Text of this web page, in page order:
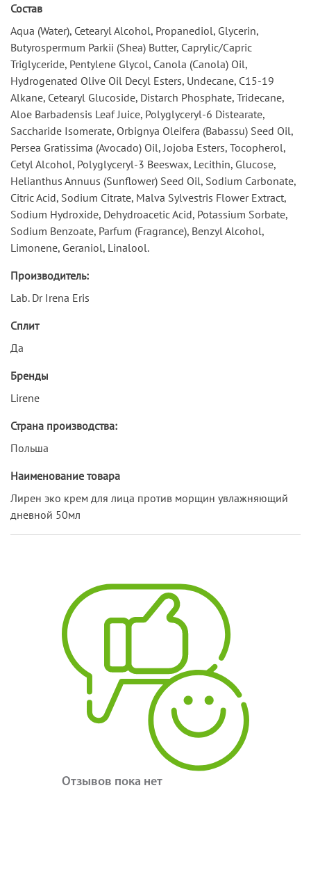
Состав
Aqua (Water), Cetearyl Alcohol, Propanediol, Glycerin,
Butyrospermum Parkii (Shea) Butter, Caprylic/Capric
Triglyceride, Pentylene Glycol, Canola (Canola) Oil,
Hydrogenated Olive Oil Decyl Esters, Undecane, C15-19
Alkane, Cetearyl Glucoside, Distarch Phosphate, Tridecane,
Aloe Barbadensis Leaf Juice, Polyglyceryl-6 Distearate,
Saccharide Isomerate, Orbignya Oleifera (Babassu) Seed Oil,
Persea Gratissima (Avocado) Oil, Jojoba Esters, Tocopherol,
Cetyl Alcohol, Polyglyceryl-3 Beeswax, Lecithin, Glucose,
Helianthus Annuus (Sunflower) Seed Oil, Sodium Carbonate,
Citric Acid, Sodium Citrate, Malva Sylvestris Flower Extract,
Sodium Hydroxide, Dehydroacetic Acid, Potassium Sorbate,
Sodium Benzoate, Parfum (Fragrance), Benzyl Alcohol,
Limonene, Geraniol, Linalool.
Производитель:
Lab. Dr Irena Eris
Сплит
Да
Бренды
Lirene
Страна производства:
Польша
Наименование товара
Лирен эко крем для лица против морщин увлажняющий
дневной 50мл
Отзывов пока нет